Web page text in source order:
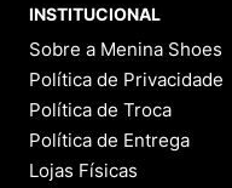
INSTITUCIONAL
Sobre a Menina Shoes
Política de Privacidade
Política de Troca
Política de Entrega
Lojas Físicas